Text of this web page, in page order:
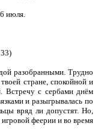
июля.
разобранными. Трудно
стране, спокойной и
Встречу с сербами днём
и разыгрывалась по
вряд ли допустят. Но,
феерии и во время